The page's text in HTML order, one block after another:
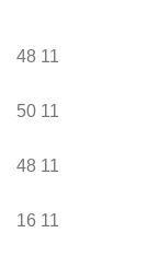
48 11
50 11
48 11
16 11